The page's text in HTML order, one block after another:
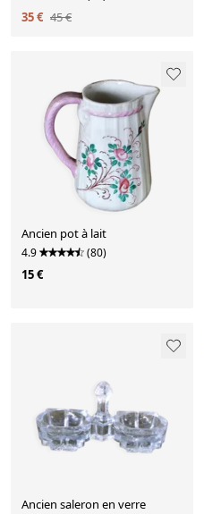
35 € 45 €
Ancien pot à lait
4.9 (80)
15 €
Ancien saleron en verre